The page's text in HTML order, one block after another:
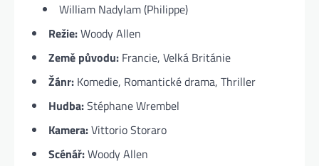
William Nadylam (Philippe)
Režie:Woody Allen
Země původu: Francie, Velká Británie
Žánr: Komedie, Romantické drama, Thriller
Hudba:Stéphane Wrembel
Kamera:Vittorio Storaro
Scénář:Woody Allen